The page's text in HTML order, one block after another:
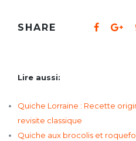
SHARE
Lire aussi:
Quiche Lorraine : Recette
revisite classique
Quiche aux brocolis et